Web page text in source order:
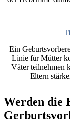
Ein
Linie für Mütter
Väter teilnehmen
Eltern
Werden die